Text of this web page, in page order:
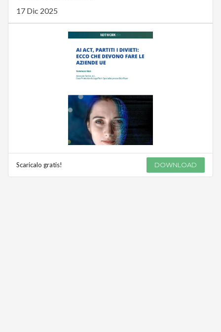
17 Dic 2025
Scaricalo gratis! DOWNLOAD